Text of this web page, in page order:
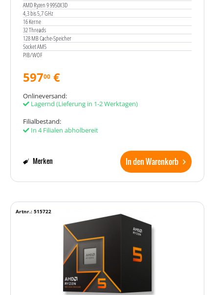
AMD Ryzen 9 9950X3D
4,3 bis 5,7 GHz
16 Kerne
32 Threads
128 MB Cache-Speicher
Socket AM5
PIB/WOF
59700 €
Onlineversand:
Lagernd (Lieferung in 1-2 Werktagen)
Filialbestand:
In 4 Filialen abholbereit
In den Warenkorb
Merken
Artnr.: 515722